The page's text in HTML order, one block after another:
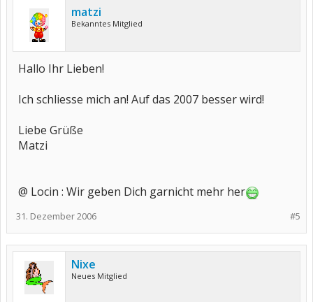
matzi
Bekanntes Mitglied
Hallo Ihr Lieben!
Ich schliesse mich an! Auf das 2007 besser wird!
Liebe Grüße
Matzi
@ Locin : Wir geben Dich garnicht mehr her
#5
31. Dezember 2006
Nixe
Neues Mitglied